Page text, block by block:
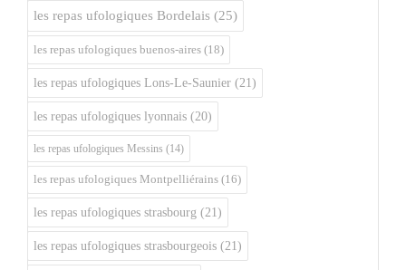
les repas ufologiques Bordelais (25)
les repas ufologiques buenos-aires (18)
les repas ufologiques Lons-Le-Saunier (21)
les repas ufologiques lyonnais (20)
les repas ufologiques Messins (14)
les repas ufologiques Montpelliérains (16)
les repas ufologiques strasbourg (21)
les repas ufologiques strasbourgeois (21)